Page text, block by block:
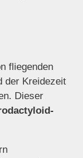
fliegenden
der Kreidezeit
Dieser